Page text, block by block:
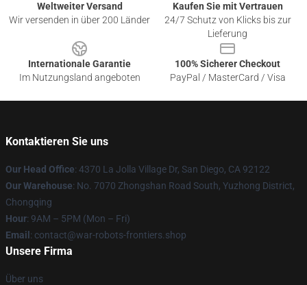
Weltweiter Versand
Wir versenden in über 200 Länder
Kaufen Sie mit Vertrauen
24/7 Schutz von Klicks bis zur
Lieferung
Internationale Garantie
Im Nutzungsland angeboten
100% Sicherer Checkout
PayPal / MasterCard / Visa
Kontaktieren Sie uns
Our Head Office: 4370 La Jolla Village Dr, San Diego, CA 92122
Our Warehouse: No. 7070 Zhongshan Road South, Yuzhong District,
Chongqing
Hour: 9AM – 5PM (Mon – Fri)
Email : contact@war-robots-frontiers.shop
Unsere Firma
Über uns